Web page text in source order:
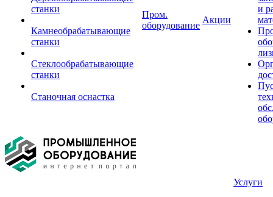
станки
Камнеобрабатывающие
станки
Стеклообрабатывающие
станки
Станочная оснастка
Пром.
оборудование
Акции
и
Услуги